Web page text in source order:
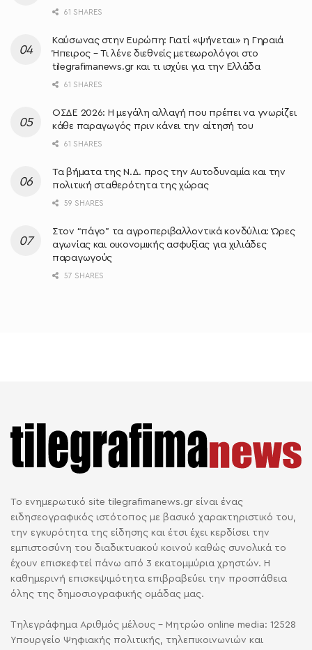
61 SHARES
Καύσωνας στην Ευρώπη: Γιατί «ψήνεται» η Γηραιά
Ήπειρος – Τι λένε διεθνείς μετεωρολόγοι στο
tilegrafimanews.gr και τι ισχύει για την Ελλάδα
61 SHARES
ΟΣΔΕ 2026: Η μεγάλη αλλαγή που πρέπει να γνωρίζει
κάθε παραγωγός πριν κάνει την αίτησή του
61 SHARES
Τα βήματα της Ν.Δ. προς την Αυτοδυναμία και την
πολιτική σταθερότητα της χώρας
59 SHARES
Στον “πάγο” τα αγροπεριβαλλοντικά κονδύλια: Ώρες
αγωνίας και οικονομικής ασφυξίας για χιλιάδες
παραγωγούς
57 SHARES
Το ενημερωτικό site tilegrafimanews.gr είναι ένας
ειδησεογραφικός ιστότοπος με βασικό χαρακτηριστικό του,
την εγκυρότητα της είδησης και έτσι έχει κερδίσει την
εμπιστοσύνη του διαδικτυακού κοινού καθώς συνολικά το
έχουν επισκεφτεί πάνω από 3 εκατομμύρια χρηστών. Η
καθημερινή επισκεψιμότητα επιβραβεύει την προσπάθεια
όλης της δημοσιογραφικής ομάδας μας.
Τηλεγράφημα Αριθμός μέλους - Μητρώο online media: 12528
Υπουργείο Ψηφιακής πολιτικής, τηλεπικοινωνιών και